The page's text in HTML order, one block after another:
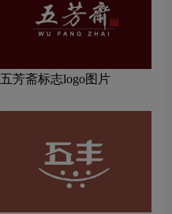
五芳斋标志logo图片